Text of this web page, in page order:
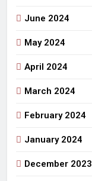
June 2024
May 2024
April 2024
March 2024
February 2024
January 2024
December 2023